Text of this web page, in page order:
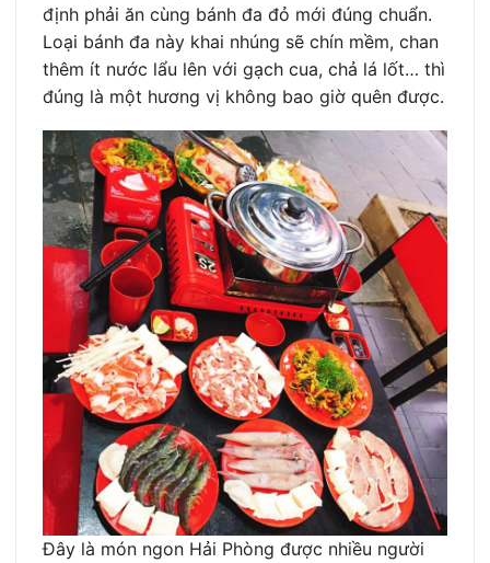
định phải ăn cùng bánh đa đỏ mới đúng chuẩn.
Loại bánh đa này khai nhúng sẽ chín mềm, chan
thêm ít nước lẩu lên với gạch cua, chả lá lốt… thì
đúng là một hương vị không bao giờ quên được.
Đây là món ngon Hải Phòng được nhiều người